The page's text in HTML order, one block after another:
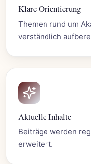
Klare Orientierung
Themen rund um
verständlich
Aktuelle Inhalte
Beiträge werden
erweitert.